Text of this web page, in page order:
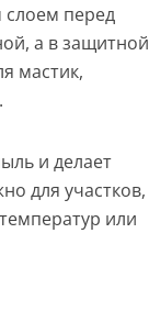
перед
а в защитной
мастик,
и делает
для участков,
или